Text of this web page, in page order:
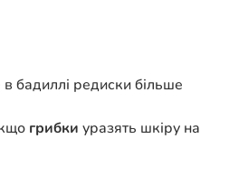
бадиллі редиски більше
грибки уразять шкіру на